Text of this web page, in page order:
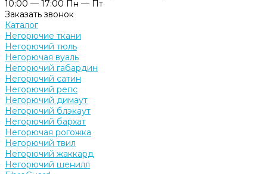
10:00 — 17:00 Пн — Пт
Заказать звонок
Каталог
Негорючие ткани
Негорючий тюль
Негорючая вуаль
Негорючий габардин
Негорючий сатин
Негорючий репс
Негорючий димаут
Негорючий блэкаут
Негорючий бархат
Негорючая рогожка
Негорючий твил
Негорючий жаккард
Негорючий шенилл